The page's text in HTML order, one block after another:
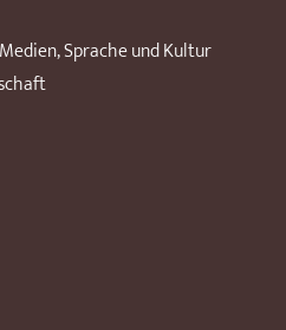
Sprache und Kultur